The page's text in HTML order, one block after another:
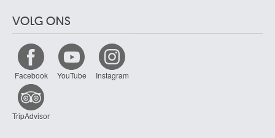
VOLG ONS
Facebook YouTube Instagram
TripAdvisor